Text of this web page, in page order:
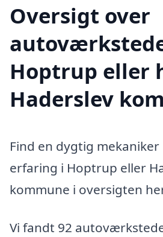
Oversigt over
Hoptrup eller
Haderslev
Find en dygtig
erfaring i Hoptrup eller
kommune i oversigten
Vi fandt 92